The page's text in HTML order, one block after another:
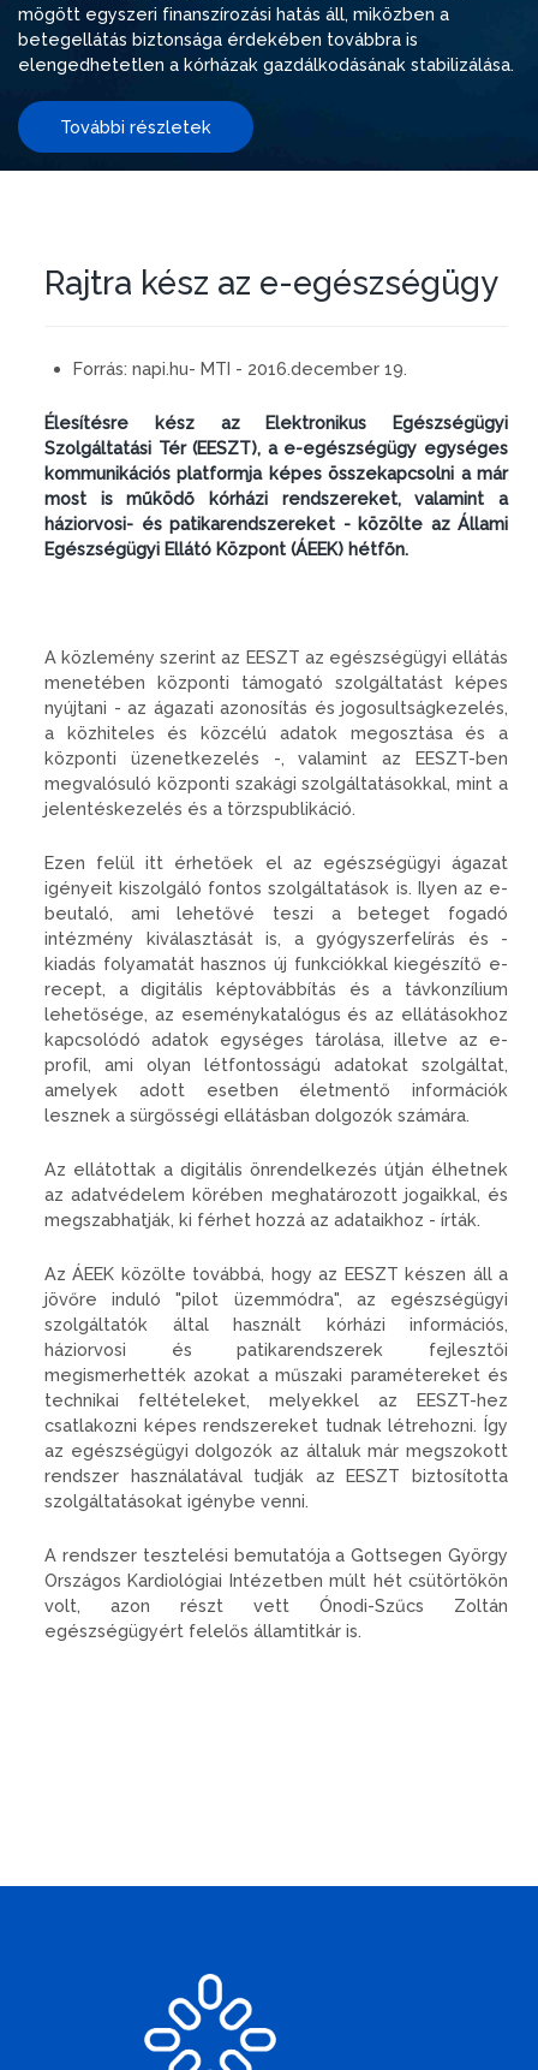
mögött egyszeri finanszírozási hatás áll, miközben a
betegellátás biztonsága érdekében továbbra is
elengedhetetlen a kórházak gazdálkodásának stabilizálása.
További részletek
Rajtra kész az e-egészségügy
Forrás: napi.hu- MTI - 2016.december 19.
Élesítésre kész az Elektronikus Egészségügyi
Szolgáltatási Tér (EESZT), a e-egészségügy egységes
kommunikációs platformja képes összekapcsolni a már
most is működő kórházi rendszereket, valamint a
háziorvosi- és patikarendszereket - közölte az Állami
Egészségügyi Ellátó Központ (ÁEEK) hétfőn.
A közlemény szerint az EESZT az egészségügyi ellátás
menetében központi támogató szolgáltatást képes
nyújtani - az ágazati azonosítás és jogosultságkezelés,
a közhiteles és közcélú adatok megosztása és a
központi üzenetkezelés -, valamint az EESZT-ben
megvalósuló központi szakági szolgáltatásokkal, mint a
jelentéskezelés és a törzspublikáció.
Ezen felül itt érhetőek el az egészségügyi ágazat
igényeit kiszolgáló fontos szolgáltatások is. Ilyen az e-
beutaló, ami lehetővé teszi a beteget fogadó
intézmény kiválasztását is, a gyógyszerfelírás és -
kiadás folyamatát hasznos új funkciókkal kiegészítő e-
recept, a digitális képtovábbítás és a távkonzílium
lehetősége, az eseménykatalógus és az ellátásokhoz
kapcsolódó adatok egységes tárolása, illetve az e-
profil, ami olyan létfontosságú adatokat szolgáltat,
amelyek adott esetben életmentő információk
lesznek a sürgősségi ellátásban dolgozók számára.
Az ellátottak a digitális önrendelkezés útján élhetnek
az adatvédelem körében meghatározott jogaikkal, és
megszabhatják, ki férhet hozzá az adataikhoz - írták.
Az ÁEEK közölte továbbá, hogy az EESZT készen áll a
jövőre induló "pilot üzemmódra", az egészségügyi
szolgáltatók által használt kórházi információs,
háziorvosi és patikarendszerek fejlesztői
megismerhették azokat a műszaki paramétereket és
technikai feltételeket, melyekkel az EESZT-hez
csatlakozni képes rendszereket tudnak létrehozni. Így
az egészségügyi dolgozók az általuk már megszokott
rendszer használatával tudják az EESZT biztosította
szolgáltatásokat igénybe venni.
A rendszer tesztelési bemutatója a Gottsegen György
Országos Kardiológiai Intézetben múlt hét csütörtökön
volt, azon részt vett Ónodi-Szűcs Zoltán
egészségügyért felelős államtitkár is.